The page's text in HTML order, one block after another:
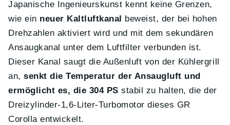
Japanische Ingenieurskunst kennt keine Grenzen,
wie ein neuer Kaltluftkanal
beweist, der bei hohen
Drehzahlen aktiviert wird und mit dem sekundären
Ansaugkanal unter dem Luftfilter verbunden ist.
Dieser Kanal saugt die Außenluft von der Kühlergrill
an,senkt die Temperatur der Ansaugluft und
ermöglicht es, die 304 PS stabil zu halten, die der
Dreizylinder-1,6-Liter-Turbomotor dieses GR
Corolla entwickelt.